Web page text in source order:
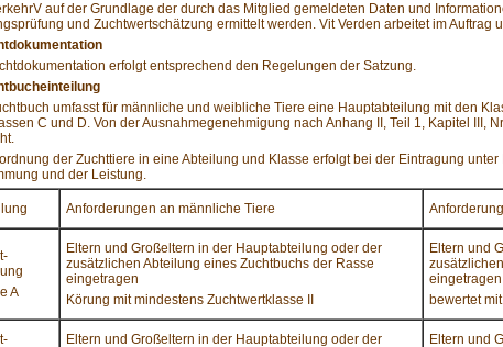
auf der Grundlage der durch das Mitglied gemeldeten Daten und
und Zuchtwertschätzung ermittelt werden. Vit Verden arbei­tet im Auftrag
erfolgt entsprechend den Regelungen der Satzung.
umfasst für männliche und weibliche Tiere eine Hauptabteilung mit den
C und D. Von der Ausnahmegenehmigung nach Anhang II, Teil 1, Kapitel III,
der Zuchttiere in eine Abteilung und Klasse erfolgt bei der Eintragung
und der Leistung.
Anforderungen an männliche Tiere
A
Eltern und Großeltern in der Hauptabteilung oder der
zusätzlichen Abteilung eines Zuchtbuchs der Rasse
eingetragen
Körung mit mindestens Zuchtwertklasse II
Eltern und
eingetragen
bewertet
Eltern und Großeltern in der Hauptabteilung oder der
Eltern und